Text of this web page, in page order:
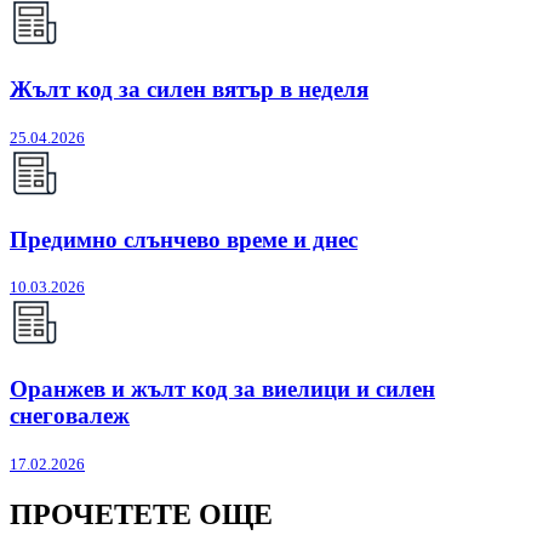
Жълт код за силен вятър в неделя
25.04.2026
Предимно слънчево време и днес
10.03.2026
Оранжев и жълт код за виелици и силен
снеговалеж
17.02.2026
ПРОЧЕТЕТЕ ОЩЕ